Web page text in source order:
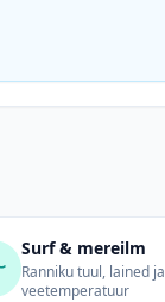
Surf & mereilm
Ranniku tuul, lained ja
veetemperatuur